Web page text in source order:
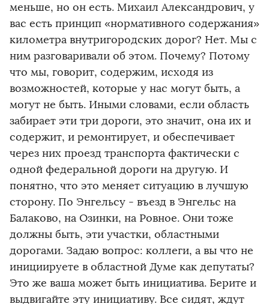
меньше, но он есть. Михаил Александрович, у
вас есть принцип «нормативного содержания»
километра внутригородских дорог? Нет. Мы с
ним разговаривали об этом. Почему? Потому
что мы, говорит, содержим, исходя из
возможностей, которые у нас могут быть, а
могут не быть. Иными словами, если область
забирает эти три дороги, это значит, она их и
содержит, и ремонтирует, и обеспечивает
через них проезд транспорта фактически с
одной федеральной дороги на другую. И
понятно, что это меняет ситуацию в лучшую
сторону. По Энгельсу - въезд в Энгельс на
Балаково, на Озинки, на Ровное. Они тоже
должны быть, эти участки, областными
дорогами. Задаю вопрос: коллеги, а вы что не
инициируете в областной Думе как депутаты?
Это же ваша может быть инициатива. Берите и
выдвигайте эту инициативу. Все сидят, ждут